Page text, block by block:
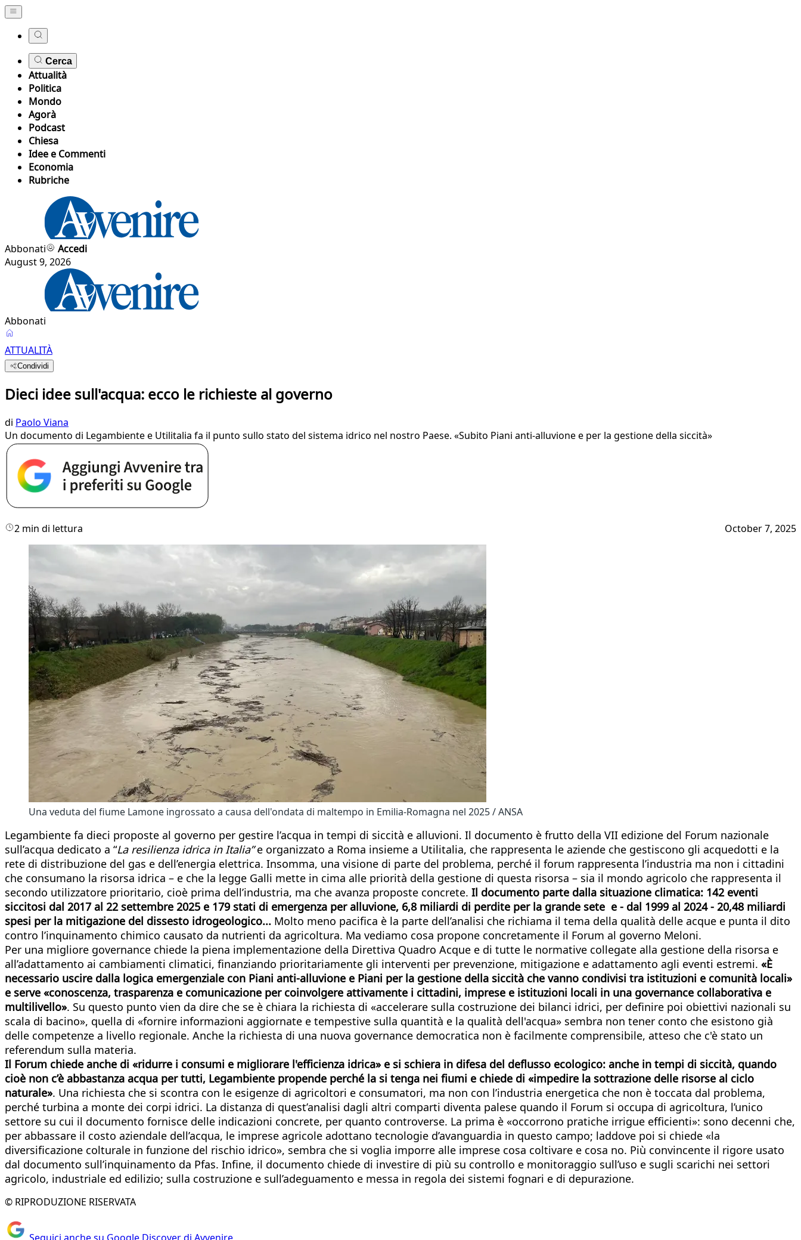
Cerca
Attualità
Politica
Mondo
Agorà
Podcast
Chiesa
Idee e Commenti
Economia
Rubriche
Abbonati
Accedi
August 9, 2026
Abbonati
ATTUALITÀ
Condividi
Dieci idee sull'acqua: ecco le richieste al governo
di Paolo Viana
Un documento di Legambiente e Utilitalia fa il punto sullo stato del sistema idrico nel nostro Paese. «Subito Piani anti-alluvione e per la gestione della siccità»
2 min di lettura October 7, 2025
Una veduta del fiume Lamone ingrossato a causa dell'ondata di maltempo in Emilia-Romagna nel 2025 / ANSA
Legambiente fa dieci proposte al governo per gestire l’acqua in tempi di siccità e alluvioni. Il documento è frutto della VII edizione del Forum nazionale
sull’acqua dedicato a “La resilienza idrica in Italia”e organizzato a Roma insieme a Utilitalia, che rappresenta le aziende che gestiscono gli acquedotti e la
rete di distribuzione del gas e dell’energia elettrica. Insomma, una visione di parte del problema, perché il forum rappresenta l’industria ma non i cittadini
che consumano la risorsa idrica – e che la legge Galli mette in cima alle priorità della gestione di questa risorsa – sia il mondo agricolo che rappresenta il
secondo utilizzatore prioritario, cioè prima dell’industria, ma che avanza proposte concrete. Il documento parte dalla situazione climatica: 142 eventi
siccitosi dal 2017 al 22 settembre 2025 e 179 stati di emergenza per alluvione, 6,8 miliardi di perdite per la grande sete e - dal 1999 al 2024 - 20,48 miliardi
spesi per la mitigazione del dissesto idrogeologico... Molto meno pacifica è la parte dell’analisi che richiama il tema della qualità delle acque e punta il dito
contro l’inquinamento chimico causato da nutrienti da agricoltura. Ma vediamo cosa propone concretamente il Forum al governo Meloni.
Per una migliore governance chiede la piena implementazione della Direttiva Quadro Acque e di tutte le normative collegate alla gestione della risorsa e
all’adattamento ai cambiamenti climatici, finanziando prioritariamente gli interventi per prevenzione, mitigazione e adattamento agli eventi estremi. «È
necessario uscire dalla logica emergenziale con Piani anti-alluvione e Piani per la gestione della siccità che vanno condivisi tra istituzioni e comunità locali»
e serve «conoscenza, trasparenza e comunicazione per coinvolgere attivamente i cittadini, imprese e istituzioni locali in una governance collaborativa e
multilivello». Su questo punto vien da dire che se è chiara la richiesta di «accelerare sulla costruzione dei bilanci idrici, per definire poi obiettivi nazionali su
scala di bacino», quella di «fornire informazioni aggiornate e tempestive sulla quantità e la qualità dell'acqua» sembra non tener conto che esistono già
delle competenze a livello regionale. Anche la richiesta di una nuova governance democratica non è facilmente comprensibile, atteso che c'è stato un
referendum sulla materia.
Il Forum chiede anche di «ridurre i consumi e migliorare l'efficienza idrica» e si schiera in difesa del deflusso ecologico: anche in tempi di siccità, quando
cioè non c’è abbastanza acqua per tutti, Legambiente propende perché la si tenga nei fiumi e chiede di «impedire la sottrazione delle risorse al ciclo
naturale». Una richiesta che si scontra con le esigenze di agricoltori e consumatori, ma non con l’industria energetica che non è toccata dal problema,
perché turbina a monte dei corpi idrici. La distanza di quest’analisi dagli altri comparti diventa palese quando il Forum si occupa di agricoltura, l’unico
settore su cui il documento fornisce delle indicazioni concrete, per quanto controverse. La prima è «occorrono pratiche irrigue efficienti»: sono decenni che,
per abbassare il costo aziendale dell’acqua, le imprese agricole adottano tecnologie d’avanguardia in questo campo; laddove poi si chiede «la
diversificazione colturale in funzione del rischio idrico», sembra che si voglia imporre alle imprese cosa coltivare e cosa no. Più convincente il rigore usato
dal documento sull’inquinamento da Pfas. Infine, il documento chiede di investire di più su controllo e monitoraggio sull’uso e sugli scarichi nei settori
agricolo, industriale ed edilizio; sulla costruzione e sull’adeguamento e messa in regola dei sistemi fognari e di depurazione.
© RIPRODUZIONE RISERVATA